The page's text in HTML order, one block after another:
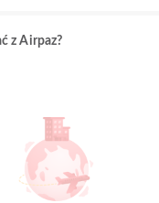
z Airpaz?